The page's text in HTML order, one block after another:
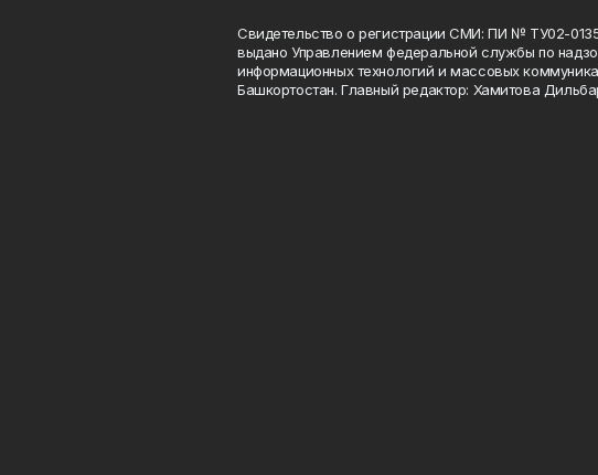
Свидетельство о регистрации СМИ: ПИ № ТУ02-
выдано Управлением федеральной службы по
информационных технологий и массовых
Башкортостан. Главный редактор: Хамитова